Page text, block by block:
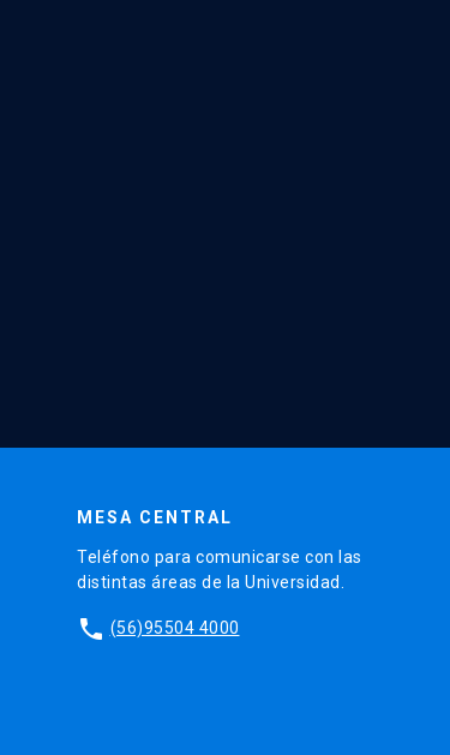
MESA CENTRAL
Teléfono para comunicarse con las
distintas áreas de la Universidad.
phone (56)95504 4000